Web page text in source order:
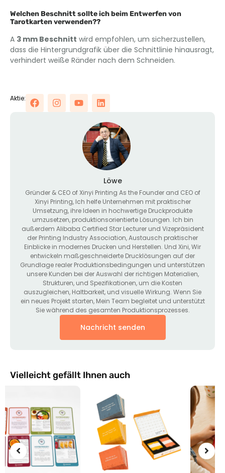
Welchen Beschnitt sollte ich beim Entwerfen von
Tarotkarten verwenden??
A 3 mm Beschnitt wird empfohlen, um sicherzustellen,
dass die Hintergrundgrafik über die Schnittlinie hinausragt,
verhindert weiße Ränder nach dem Schneiden.
Aktie:
Löwe
Gründer & CEO of Xinyi Printing As the Founder and CEO of
Xinyi Printing, Ich helfe Unternehmen mit praktischer
Umsetzung, ihre Ideen in hochwertige Druckprodukte
umzusetzen, produktionsorientierte Lösungen. Ich bin
außerdem Alibaba Certified Star Lecturer und Vizepräsident
der Printing Industry Association, Austausch praktischer
Einblicke in modernes Drucken und Herstellen. Und Xini, Wir
entwickeln maßgeschneiderte Drucklösungen auf der
Grundlage realer Produktionsbedingungen und unterstützen
unsere Kunden bei der Auswahl der richtigen Materialien,
Strukturen, und Spezifikationen, um die Kosten
auszugleichen, Haltbarkeit, und visuelle Wirkung. Wenn Sie
ein neues Projekt starten, Mein Team begleitet und unterstützt
Sie während des gesamten Produktionsprozesses.
Nachricht senden
Vielleicht gefällt Ihnen auch